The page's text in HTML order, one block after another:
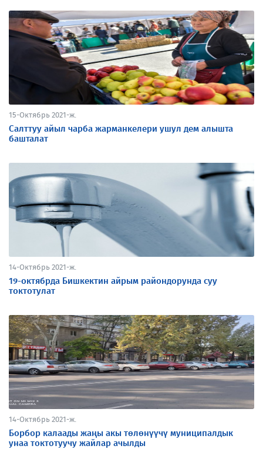
15-Октябрь 2021-ж.
Салттуу айыл чарба жарманкелери ушул дем алышта
башталат
14-Октябрь 2021-ж.
19-октябрда Бишкектин айрым райондорунда суу
токтотулат
14-Октябрь 2021-ж.
Борбор калаады жаңы акы төлөнүүчү муниципалдык
унаа токтотуучу жайлар ачылды